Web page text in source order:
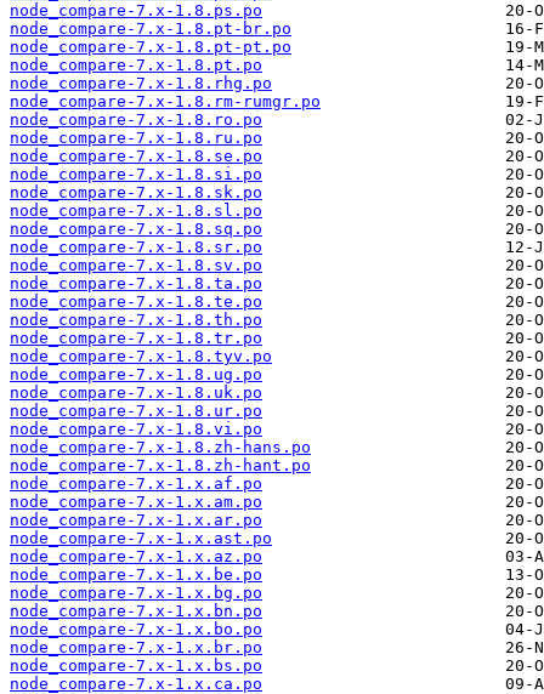
node_compare-7.x-1.8.ps.po
node_compare-7.x-1.8.pt-br.po
node_compare-7.x-1.8.pt-pt.po
node_compare-7.x-1.8.pt.po
node_compare-7.x-1.8.rhg.po
node_compare-7.x-1.8.rm-rumgr.po
node_compare-7.x-1.8.ro.po
node_compare-7.x-1.8.ru.po
node_compare-7.x-1.8.se.po
node_compare-7.x-1.8.si.po
node_compare-7.x-1.8.sk.po
node_compare-7.x-1.8.sl.po
node_compare-7.x-1.8.sq.po
node_compare-7.x-1.8.sr.po
node_compare-7.x-1.8.sv.po
node_compare-7.x-1.8.ta.po
node_compare-7.x-1.8.te.po
node_compare-7.x-1.8.th.po
node_compare-7.x-1.8.tr.po
node_compare-7.x-1.8.tyv.po
node_compare-7.x-1.8.ug.po
node_compare-7.x-1.8.uk.po
node_compare-7.x-1.8.ur.po
node_compare-7.x-1.8.vi.po
node_compare-7.x-1.8.zh-hans.po
node_compare-7.x-1.8.zh-hant.po
node_compare-7.x-1.x.af.po
node_compare-7.x-1.x.am.po
node_compare-7.x-1.x.ar.po
node_compare-7.x-1.x.ast.po
node_compare-7.x-1.x.az.po
node_compare-7.x-1.x.be.po
node_compare-7.x-1.x.bg.po
node_compare-7.x-1.x.bn.po
node_compare-7.x-1.x.bo.po
node_compare-7.x-1.x.br.po
node_compare-7.x-1.x.bs.po
node_compare-7.x-1.x.ca.po